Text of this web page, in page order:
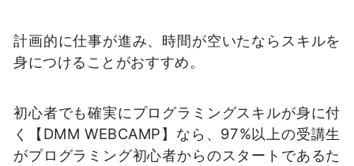
計画的に仕事が進み、時間が空いたならスキルを
身につけることがおすすめ。
初心者でも確実にプログラミングスキルが身に付
く【DMM WEBCAMP】なら、97%以上の受講生
がプログラミング初心者からのスタートであるた